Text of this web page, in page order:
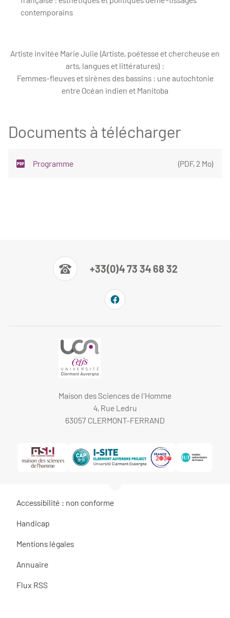
contemporains
Artiste invitée Marie Julie (Artiste, poétesse et chercheuse en
arts, langues et littératures) :
Femmes-fleuves et sirènes des bassins : une autochtonie
entre Océan indien et Manitoba
Documents à télécharger
Programme (PDF,2 Mo)
+33(0)4 73 34 68 32
Maison des Sciences de l'Homme
4, Rue Ledru
63057 CLERMONT-FERRAND
Accessibilité : non conforme
Handicap
Mentions légales
Annuaire
Flux RSS